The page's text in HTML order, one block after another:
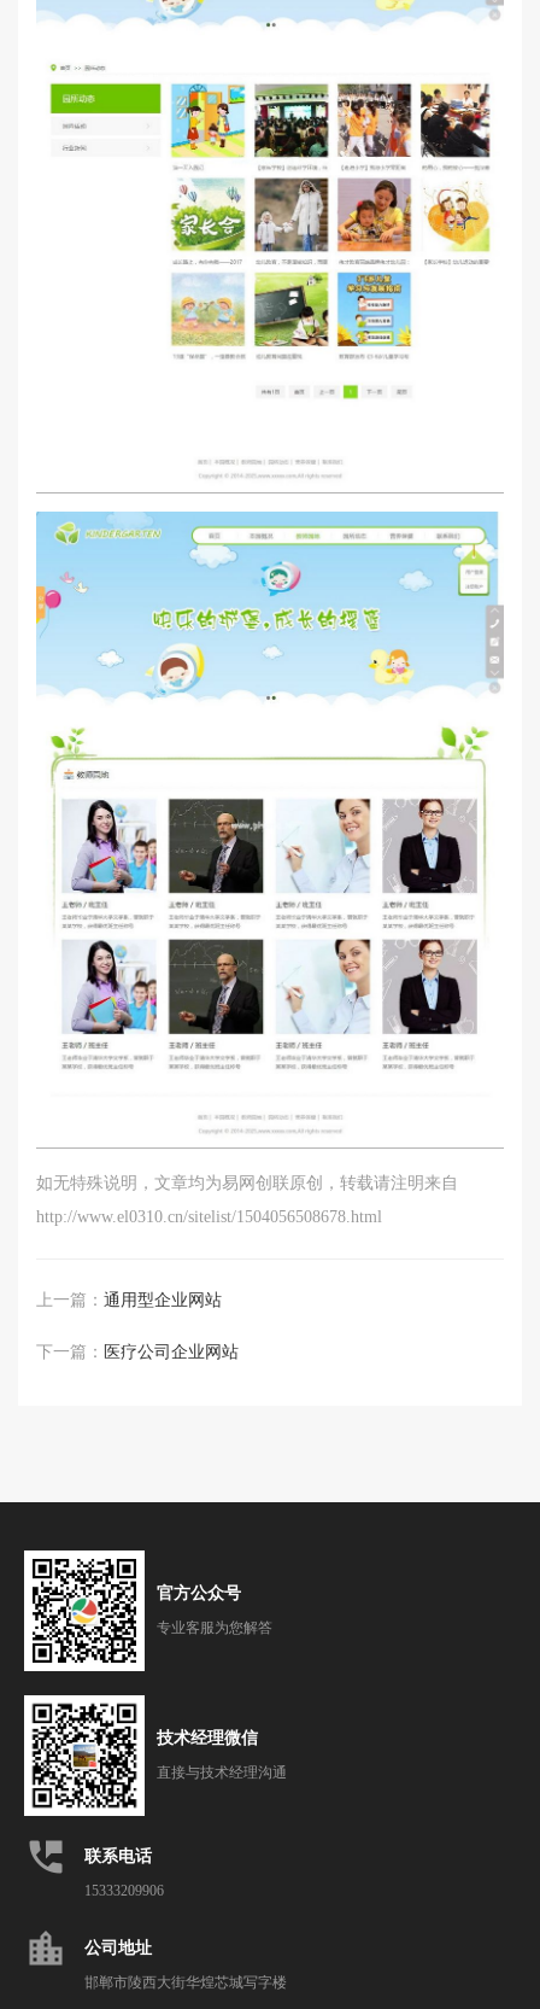
如无特殊说明，文章均为易网创联原创，转载请注明来自
http://www.el0310.cn/sitelist/1504056508678.html
上一篇： 通用型企业网站
下一篇： 医疗公司企业网站
官方公众号
专业客服为您解答
技术经理微信
直接与技术经理沟通
perm_phone_msg 联系电话
15333209906
location_city 公司地址
邯郸市陵西大街华煌芯城写字楼